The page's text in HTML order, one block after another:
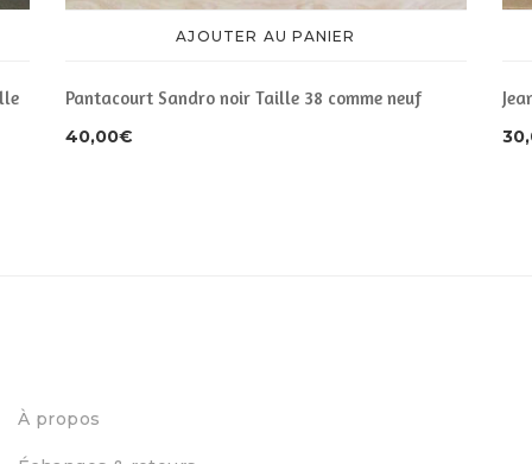
AJOUTER AU PANIER
Pantacourt Sandro noir Taille 38 comme neuf
40,00€
À propos